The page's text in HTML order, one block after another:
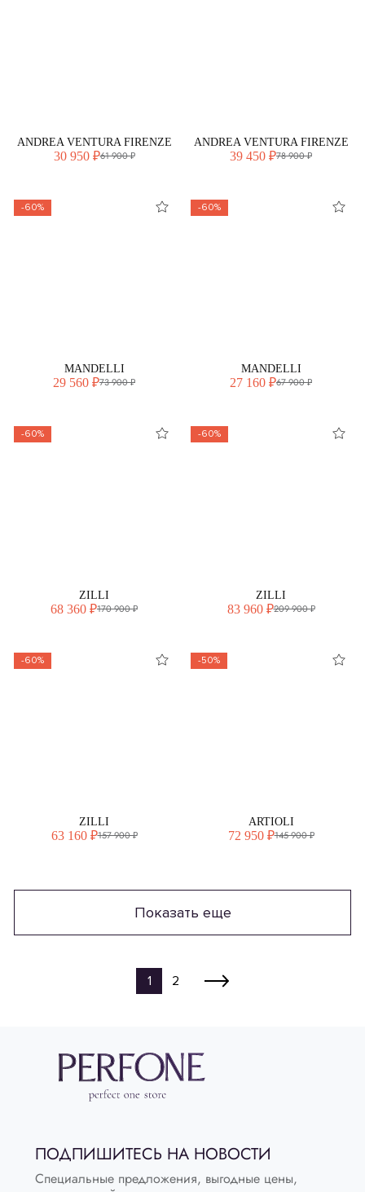
ANDREA VENTURA FIRENZE
30 950 ₽61 900 ₽
ANDREA VENTURA FIRENZE
39 450 ₽78 900 ₽
-60%
MANDELLI
29 560 ₽73 900 ₽
-60%
MANDELLI
27 160 ₽67 900 ₽
-60%
ZILLI
68 360 ₽170 900 ₽
-60%
ZILLI
83 960 ₽209 900 ₽
-60%
ZILLI
63 160 ₽157 900 ₽
-50%
ARTIOLI
72 950 ₽145 900 ₽
Показать еще
1 2
ПОДПИШИТЕСЬ НА НОВОСТИ
Специальные предложения, выгодные цены,